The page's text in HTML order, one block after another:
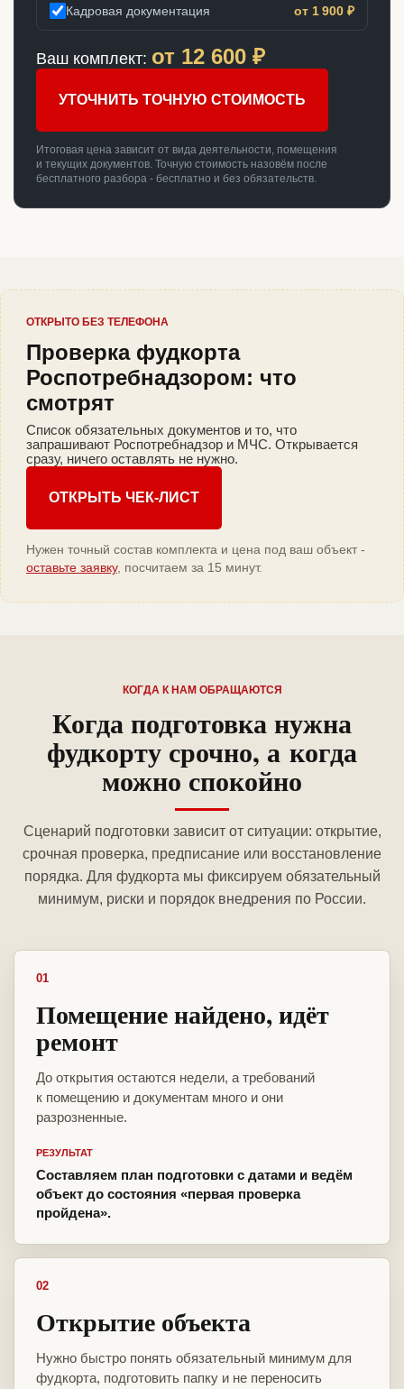
Кадровая документация от 1 900 ₽
Ваш комплект: от 12 600 ₽
УТОЧНИТЬ ТОЧНУЮ СТОИМОСТЬ
Итоговая цена зависит от вида деятельности, помещения
и текущих документов. Точную стоимость назовём после
бесплатного разбора - бесплатно и без обязательств.
ОТКРЫТО БЕЗ ТЕЛЕФОНА
Проверка фудкорта
Роспотребнадзором: что
смотрят
Список обязательных документов и то, что
запрашивают Роспотребнадзор и МЧС. Открывается
сразу, ничего оставлять не нужно.
ОТКРЫТЬ ЧЕК-ЛИСТ
Нужен точный состав комплекта и цена под ваш объект -
оставьте заявку, посчитаем за 15 минут.
КОГДА К НАМ ОБРАЩАЮТСЯ
Когда подготовка нужна
фудкорту срочно, а когда
можно спокойно
Сценарий подготовки зависит от ситуации: открытие,
срочная проверка, предписание или восстановление
порядка. Для фудкорта мы фиксируем обязательный
минимум, риски и порядок внедрения по России.
01
Помещение найдено, идёт
ремонт
До открытия остаются недели, а требований
к помещению и документам много и они
разрозненные.
РЕЗУЛЬТАТ
Составляем план подготовки с датами и ведём
объект до состояния «первая проверка
пройдена».
02
Открытие объекта
Нужно быстро понять обязательный минимум для
фудкорта, подготовить папку и не переносить